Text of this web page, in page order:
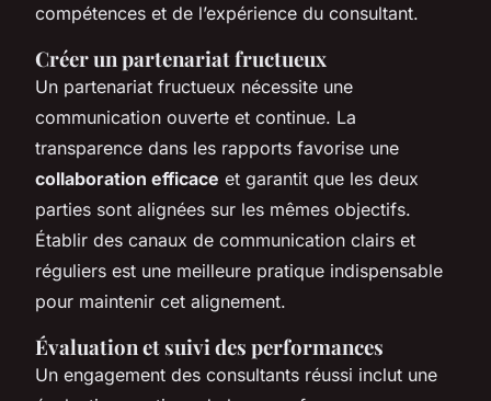
compétences et de l’expérience du consultant.
Créer un partenariat fructueux
Un partenariat fructueux nécessite une
communication ouverte et continue. La
transparence dans les rapports favorise une
collaboration efficace et garantit que les deux
parties sont alignées sur les mêmes objectifs.
Établir des canaux de communication clairs et
réguliers est une meilleure pratique indispensable
pour maintenir cet alignement.
Évaluation et suivi des performances
Un engagement des consultants réussi inclut une